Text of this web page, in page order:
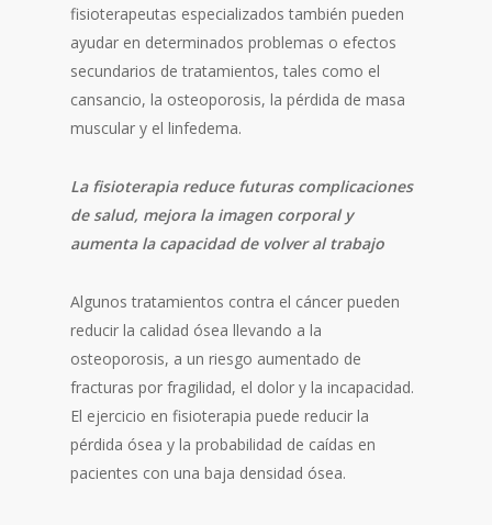
fisioterapeutas especializados también pueden
ayudar en determinados problemas o efectos
secundarios de tratamientos, tales como el
cansancio, la osteoporosis, la pérdida de masa
muscular y el linfedema.
La fisioterapia reduce futuras complicaciones
de salud, mejora la imagen corporal y
aumenta la capacidad de volver al trabajo
Algunos tratamientos contra el cáncer pueden
reducir la calidad ósea llevando a la
osteoporosis, a un riesgo aumentado de
fracturas por fragilidad, el dolor y la incapacidad.
El ejercicio en fisioterapia puede reducir la
pérdida ósea y la probabilidad de caídas en
pacientes con una baja densidad ósea.